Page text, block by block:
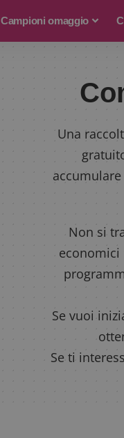
Campioni omaggio
Una
Non si
economici
Se vuoi
Se ti